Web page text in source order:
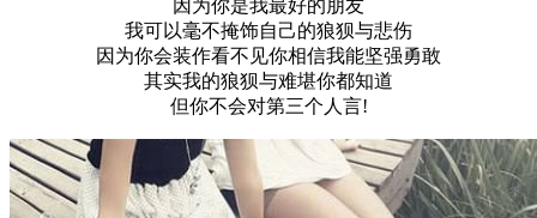
因为你是我最好的朋友
我可以毫不掩饰自己的狼狈与悲伤
因为你会装作看不见你相信我能坚强勇敢
其实我的狼狈与难堪你都知道
但你不会对第三个人言!